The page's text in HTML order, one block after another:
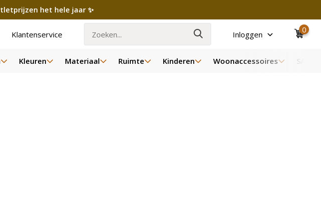
het hele jaar ✨
Klantenservice Inloggen 0
Kleuren Materiaal Ruimte Kinderen Woonaccessoires SALE